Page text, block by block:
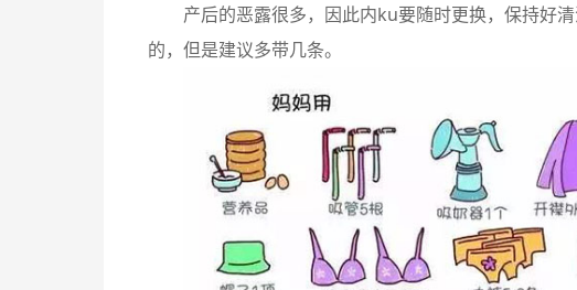
产后的恶露很多，因此内ku要随时更换，保持好
的，但是建议多带几条。